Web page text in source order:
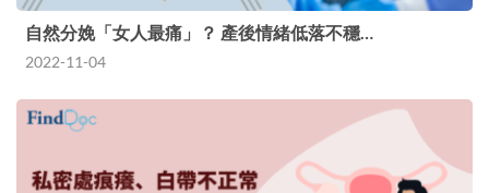
自然分娩「女人最痛」？ 產後情緒低落不穩…
2022-11-04